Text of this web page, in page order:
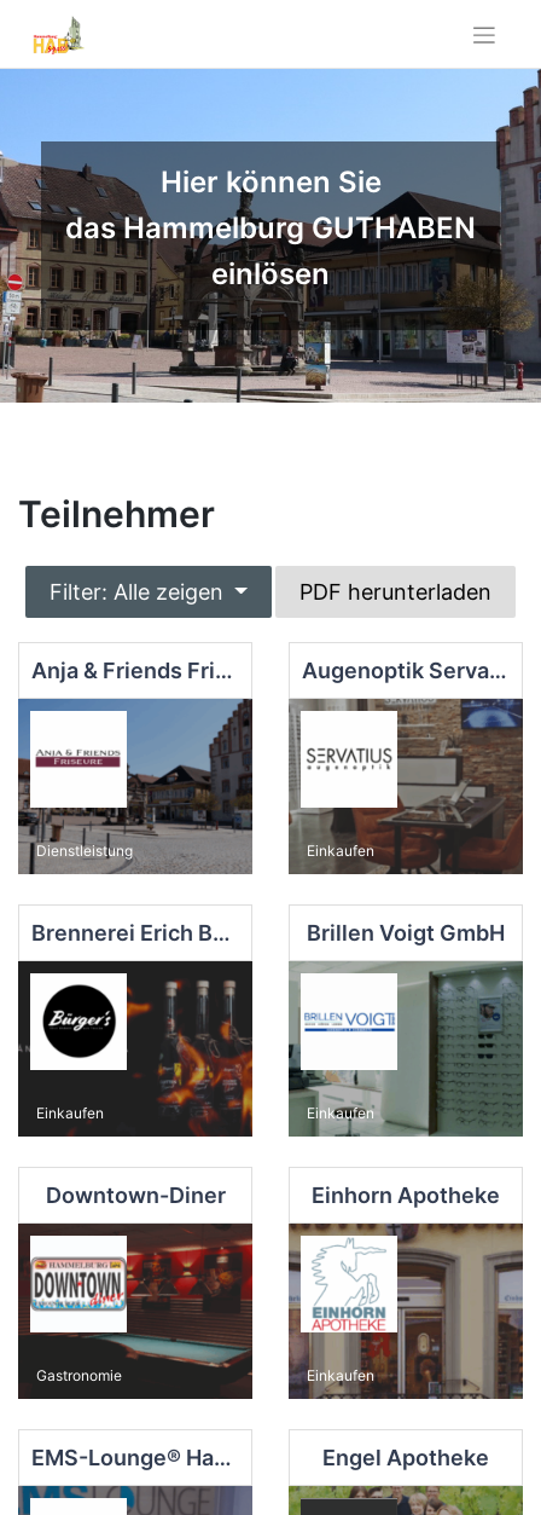
Hier können Sie
das Hammelburg GUTHABEN
einlösen
Teilnehmer
Filter: Alle zeigen PDF herunterladen
Anja & Friends Friends Friseure
Dienstleistung
Augenoptik Servatius
Einkaufen
Brennerei Erich Bürger
Einkaufen
Brillen Voigt GmbH
Einkaufen
Downtown-Diner
Gastronomie
Einhorn Apotheke
Einkaufen
EMS-Lounge® Hammelburg-Marktplatz Engel Apotheke